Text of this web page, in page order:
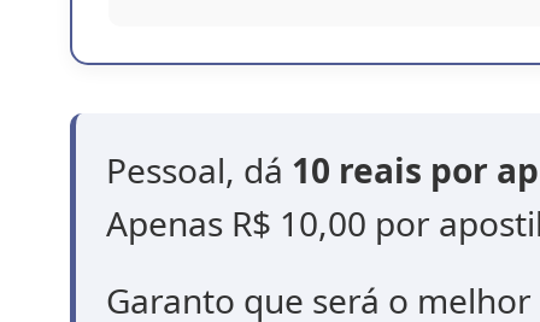
Pessoal, dá 10 reais por
Apenas R$ 10,00 por
Garanto que será o